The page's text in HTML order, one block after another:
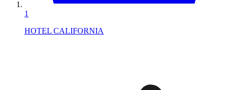
1
HOTEL CALIFORNIA